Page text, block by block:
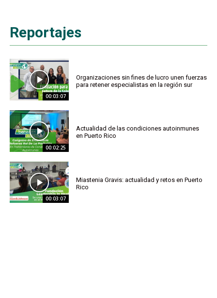
Reportajes
00:03:07
Organizaciones sin fines de lucro unen fuerzas
para retener especialistas en la región sur
00:02:25
Actualidad de las condiciones autoinmunes
en Puerto Rico
00:03:07
Miastenia Gravis: actualidad y retos en Puerto
Rico